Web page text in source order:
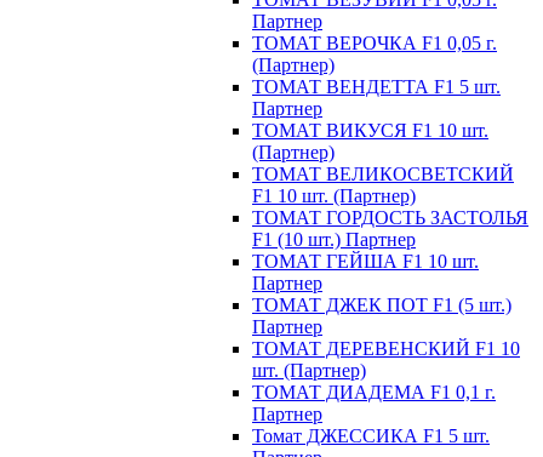
Партнер
ТОМАТ ВЕРОЧКА F1 0,05 г.
(Партнер)
ТОМАТ ВЕНДЕТТА F1 5 шт.
Партнер
ТОМАТ ВИКУСЯ F1 10 шт.
(Партнер)
ТОМАТ ВЕЛИКОСВЕТСКИЙ
F1 10 шт. (Партнер)
ТОМАТ ГОРДОСТЬ ЗАСТОЛЬЯ
F1 (10 шт.) Партнер
ТОМАТ ГЕЙША F1 10 шт.
Партнер
ТОМАТ ДЖЕК ПОТ F1 (5 шт.)
Партнер
ТОМАТ ДЕРЕВЕНСКИЙ F1 10
шт. (Партнер)
ТОМАТ ДИАДЕМА F1 0,1 г.
Партнер
Томат ДЖЕССИКА F1 5 шт.